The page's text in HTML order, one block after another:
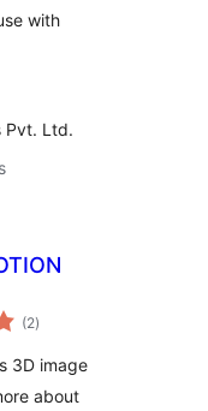
with
Pvt. Ltd.
(2total
de
)
3D image
about